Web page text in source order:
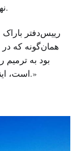
نهایت ایالات متحده را شریک خود بیابد.
رییس‌دفتر
همان‌گونه که
بود به ترمیم
است، اینک فرصت تحقق آنفراهم آمده است.»